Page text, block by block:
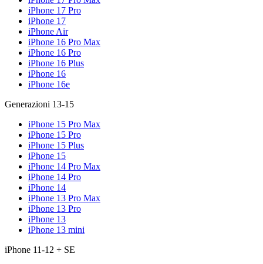
iPhone 17 Pro
iPhone 17
iPhone Air
iPhone 16 Pro Max
iPhone 16 Pro
iPhone 16 Plus
iPhone 16
iPhone 16e
Generazioni 13-15
iPhone 15 Pro Max
iPhone 15 Pro
iPhone 15 Plus
iPhone 15
iPhone 14 Pro Max
iPhone 14 Pro
iPhone 14
iPhone 13 Pro Max
iPhone 13 Pro
iPhone 13
iPhone 13 mini
iPhone 11-12 + SE